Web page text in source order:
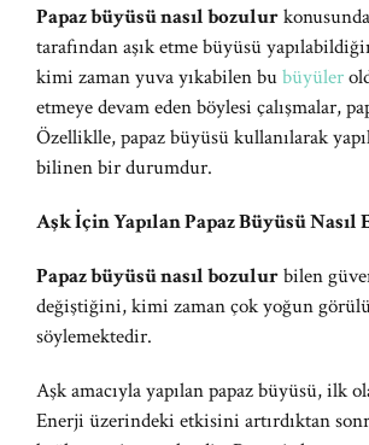
Papaz büyüsü nasıl bozulur
tarafından aşık etme büyüsü
kimi zaman yuva yıkabilen bubüyüler
etmeye devam eden böylesi çalışmalar,
Özelliklle, papaz büyüsü kullanılarak
bilinen bir durumdur.
Aşk İçin Yapılan Papaz Büyüsü Nasıl
Papaz büyüsü nasıl bozulurbilen
değiştiğini, kimi zaman çok yoğun
söylemektedir.
Aşk amacıyla yapılan papaz büyüsü,
Enerji üzerindeki etkisini artırdıktan